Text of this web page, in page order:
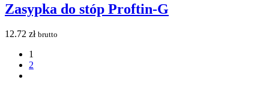
Zasypka do stóp Proftin-G
12.72 zł brutto
1
2